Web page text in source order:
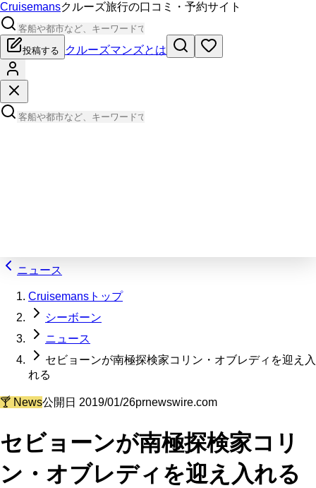
Cruisemansクルーズ旅行の口コミ・予約サイト
投稿する クルーズマンズとは
ニュース
Cruisemansトップ
シーボーン
ニュース
セビョーンが南極探検家コリン・オブレディを迎え入
れる
🍸 News公開日 2019/01/26prnewswire.com
セビョーンが南極探検家コリ
ン・オブレディを迎え入れる